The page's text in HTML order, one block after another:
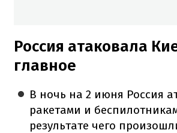
Россия атаковала
главное
В ночь на 2 июня Россия
ракетами и
результате чего